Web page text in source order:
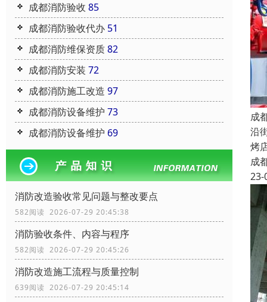
成都消防验收 85
成都消防验收代办 51
成都消防维保资质82
成都消防安装 72
成都消防施工改造 97
成都消防设备维护 73
成都消防设备维护 69
消防改造验收常见问题与整改要点
582阅读 2026-07-29 20:45:38
消防验收条件、内容与程序
582阅读 2026-07-29 20:45:26
消防改造施工流程与质量控制
639阅读 2026-07-29 20:45:14
成
沿
烤
成
23-